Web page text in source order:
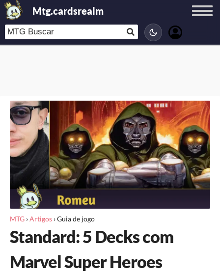
Mtg.cardsrealm
MTG ›Artigos ›Guia de jogo
Standard: 5 Decks com
Marvel Super Heroes